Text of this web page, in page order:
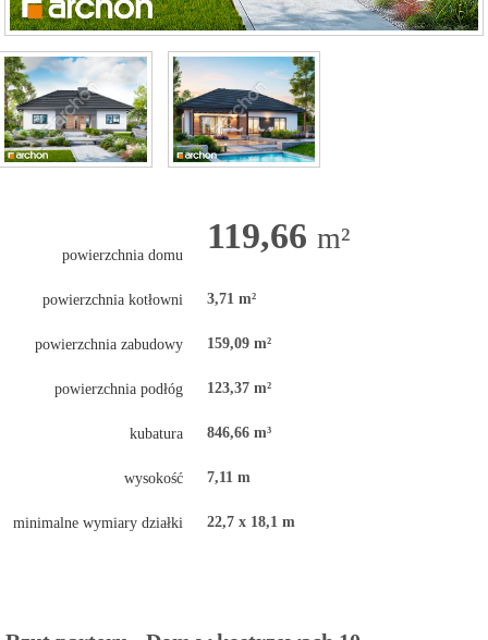
powierzchnia domu 119,66 m²
powierzchnia kotłowni 3,71 m²
powierzchnia zabudowy 159,09 m²
powierzchnia podłóg 123,37 m²
kubatura 846,66 m³
wysokość 7,11 m
minimalne wymiary działki 22,7 x 18,1 m